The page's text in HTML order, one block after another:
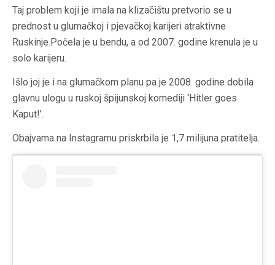
Taj problem koji je imala na klizačištu pretvorio se u
prednost u glumačkoj i pjevačkoj karijeri atraktivne
Ruskinje.Počela je u bendu, a od 2007. godine krenula je u
solo karijeru.
Išlo joj je i na glumačkom planu pa je 2008. godine dobila
glavnu ulogu u ruskoj špijunskoj komediji ‘Hitler goes
Kaput!’.
Obajvama na Instagramu priskrbila je 1,7 milijuna pratitelja.